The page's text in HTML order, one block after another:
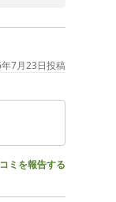
7月23日投稿
ミを報告する